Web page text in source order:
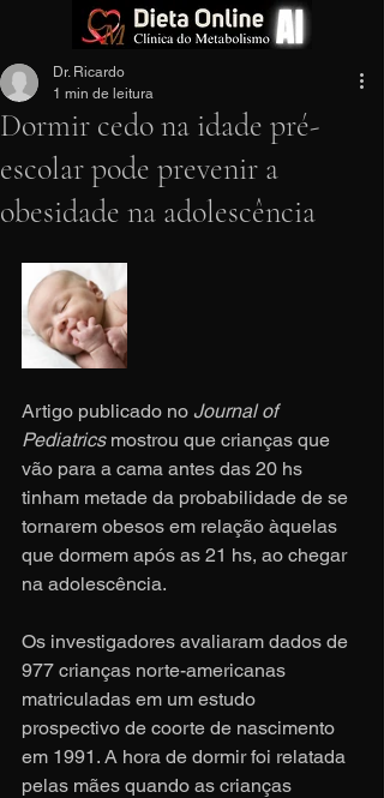
Dormir cedo na idade pré-
escolar pode prevenir a
obesidade na adolescência
Dr. Ricardo
1 min de leitura
Artigo publicado no Journal of
Pediatrics mostrou que crianças que
vão para a cama antes das 20 hs
tinham metade da probabilidade de se
tornarem obesos em relação àquelas
que dormem após as 21 hs, ao chegar
na adolescência.
Os investigadores avaliaram dados de
977 crianças norte-americanas
matriculadas em um estudo
prospectivo de coorte de nascimento
em 1991. A hora de dormir foi relatada
pelas mães quando as crianças